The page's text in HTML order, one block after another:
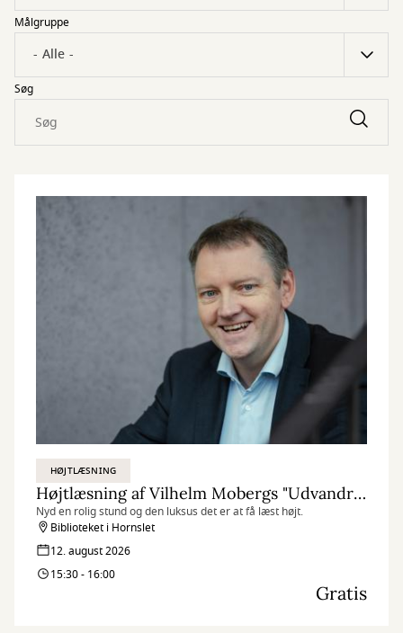
Målgruppe
Søg
HØJTLÆSNING
Højtlæsning af Vilhelm Mobergs "Udvandrersaga"
Nyd en rolig stund og den luksus det er at få læst højt.
Biblioteket i Hornslet
12. august 2026
15:30 - 16:00
Gratis